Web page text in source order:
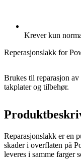
Krever kun
Reperasjonslakk for
Brukes til reparasjon
takplater og tilbehør.
Reparasjonslakk er en
skader i overflaten på
leveres i samme farger